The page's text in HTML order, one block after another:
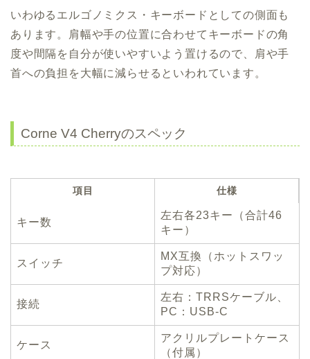
いわゆるエルゴノミクス・キーボードとしての側面も
あります。肩幅や手の位置に合わせてキーボードの角
度や間隔を自分が使いやすいよう置けるので、肩や手
首への負担を大幅に減らせるといわれています。
Corne V4 Cherryのスペック
項目 仕様
キー数
左右各23キー（合計46
キー）
スイッチ
MX互換（ホットスワッ
プ対応）
接続
左右：TRRSケーブル、
PC：USB-C
ケース
アクリルプレートケース
（付属）